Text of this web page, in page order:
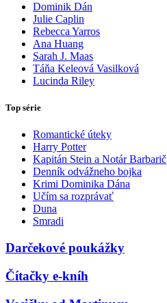
Dominik Dán
Julie Caplin
Rebecca Yarros
Ana Huang
Sarah J. Maas
Táňa Keleová Vasilková
Lucinda Riley
Top série
Romantické úteky
Harry Potter
Kapitán Stein a Notár Barbarič
Denník odvážneho bojka
Krimi Dominika Dána
Učím sa rozprávať
Duna
Smradi
Darčekové poukážky
Čítačky e-kníh